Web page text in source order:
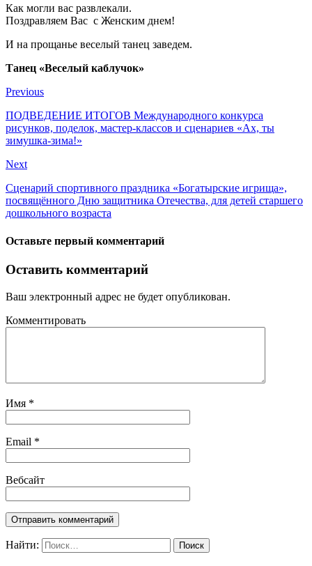
Как могли вас развлекали.
Поздравляем Вас с Женским днем!
И на прощанье веселый танец заведем.
Танец «Веселый каблучок»
Previous
ПОДВЕДЕНИЕ ИТОГОВ Международного конкурса
рисунков, поделок, мастер-классов и сценариев «Ах, ты
зимушка-зима!»
Next
Сценарий спортивного праздника «Богатырские игрища»,
посвящённого Дню защитника Отечества, для детей старшего
дошкольного возраста
Оставьте первый комментарий
Оставить комментарий
Ваш электронный адрес не будет опубликован.
Комментировать
Имя *
Email *
Вебсайт
Найти: